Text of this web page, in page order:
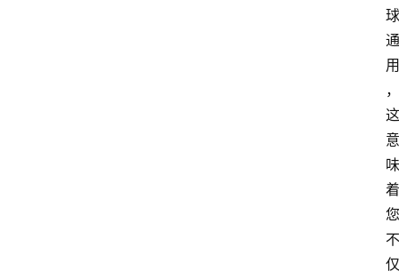
球
通
用
，
这
意
味
着
您
不
仅